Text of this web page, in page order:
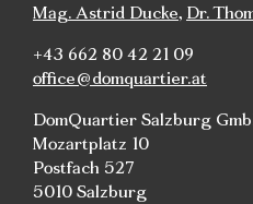
Mag. Astrid Ducke, Dr.
+43 662 80 42 21 09
office@domquartier.at
DomQuartier Salzburg
Mozartplatz 10
Postfach 527
5010 Salzburg